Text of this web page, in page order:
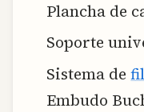
Plancha de
Soporte
Sistema de
Embudo